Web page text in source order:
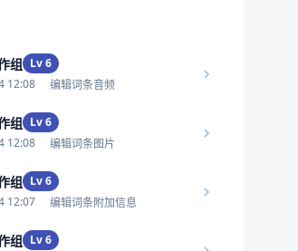
组 Lv 6
12:08
编辑词条音频
组 Lv 6
12:08
编辑词条图片
组 Lv 6
12:07
编辑词条附加信息
组 Lv 6